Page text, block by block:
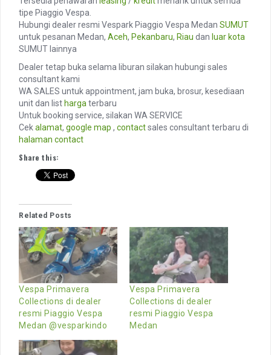
tipe Piaggio Vespa.
Hubungi dealer resmi Vespark Piaggio Vespa Medan SUMUT
untuk pesanan Medan, Aceh, Pekanbaru, Riau dan luar kota
SUMUT lainnya
Dealer tetap buka selama liburan silakan hubungi sales
consultant kami
WA SALES untuk appointment, jam buka, brosur, kesediaan
unit dan list harga terbaru
Untuk booking service, silakan WA SERVICE
Cekalamat, google map , contactsales consultant terbaru di
halaman contact
Share this:
Related Posts
Vespa Primavera
Collections di dealer
resmi Piaggio Vespa
Medan @vesparkindo
Vespa Primavera
Collections di dealer
resmi Piaggio Vespa
Medan